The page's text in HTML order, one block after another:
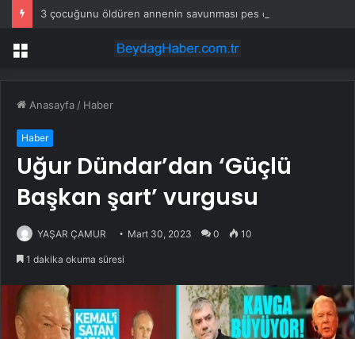
3 çocuğunu öldüren annenin savunması pes dedirtti
Menü
Anasayfa / Haber
Haber
Uğur Dündar’dan ‘Güçlü
Başkan şart’ vurgusu
YAŞAR ÇAMUR Mart 30, 2023 0 10
1 dakika okuma süresi